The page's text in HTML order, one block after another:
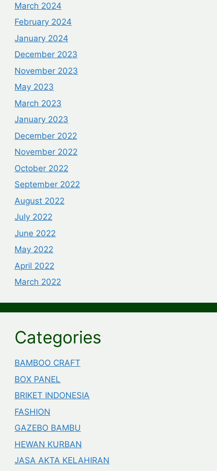
March 2024
February 2024
January 2024
December 2023
November 2023
May 2023
March 2023
January 2023
December 2022
November 2022
October 2022
September 2022
August 2022
July 2022
June 2022
May 2022
April 2022
March 2022
Categories
BAMBOO CRAFT
BOX PANEL
BRIKET INDONESIA
FASHION
GAZEBO BAMBU
HEWAN KURBAN
JASA AKTA KELAHIRAN